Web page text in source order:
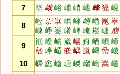
7
埊 峨 峪 峬 峭 峮 峰 峱 峴
8
崆 崇 崋 崌 崍 崎 崏 崑 崒
崠 崢 崣 崤 崥 崦 崧 崨 崩
9
崱 崲 崳 崴 崵 崶 崷 崸 崹
嵇 嵉 嵋 嵌 嵎 嵐 嵑 嵒 嵕
10
嵊 嵞 嵢 嵣 嵥 嵧 嵨 嵩 嵫